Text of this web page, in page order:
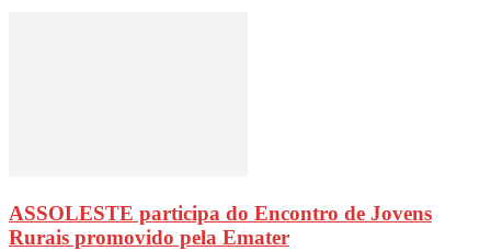
ASSOLESTE participa do Encontro de Jovens
Rurais promovido pela Emater